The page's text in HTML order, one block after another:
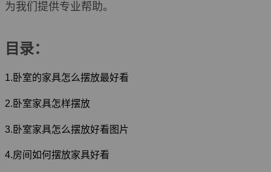
为我们提供专业帮助。
目录：
1.卧室的家具怎么摆放最好看
2.卧室家具怎样摆放
3.卧室家具怎么摆放好看图片
4.房间如何摆放家具好看